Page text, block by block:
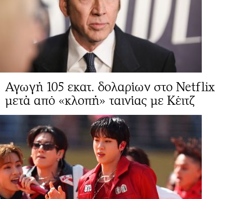
Αγωγή 105 εκατ. δολαρίων στο Netflix
μετά από «κλοπή» ταινίας με Κέιτζ